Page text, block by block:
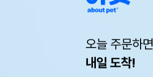
오늘 주문하면
내일 도착!